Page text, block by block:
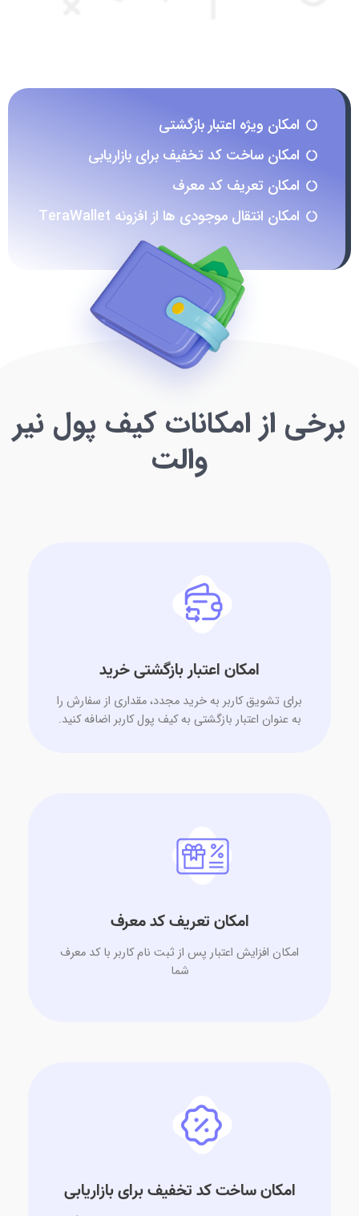
امکان ویژه اعتبار بازگشتی
امکان ساخت کد تخفیف برای بازاریابی
امکان تعریف کد معرف
امکان انتقال موجودی ها از افزونه TeraWallet
برخی از امکانات کیف پول نیر
والت
امکان اعتبار بازگشتی خرید
برای تشویق کاربر به خرید مجدد، مقداری از سفارش را
به عنوان اعتبار بازگشتی به کیف پول کاربر اضافه کنید.
امکان تعریف کد معرف
امکان افزایش اعتبار پس از ثبت نام کاربر با کد معرف
شما
امکان ساخت کد تخفیف برای بازاریابی